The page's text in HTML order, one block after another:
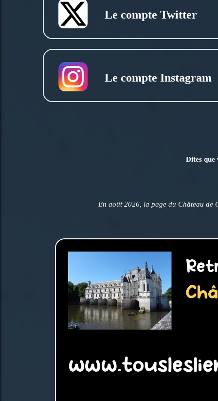
Le compte Twitter
Le compte Instagram
Dites que
En août 2026, la page du Château de